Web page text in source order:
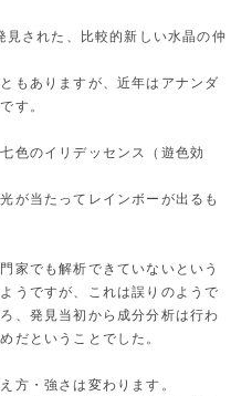
された、比較的新しい水晶の仲
もありますが、近年はアナンダ
す。
色のイリデッセンス（遊色効
が当たってレインボーが出るも
家でも解析できていないという
うですが、これは誤りのようで
、発見当初から成分分析は行わ
だということでした。
方・強さは変わります。